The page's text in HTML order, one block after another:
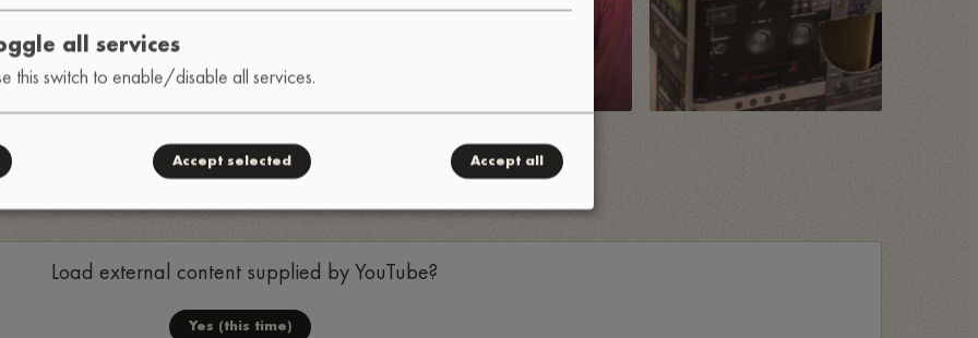
Load external content supplied byYouTube?
Yes (this time)
all services
this switch to enable/disable all services.
Accept selected Accept all